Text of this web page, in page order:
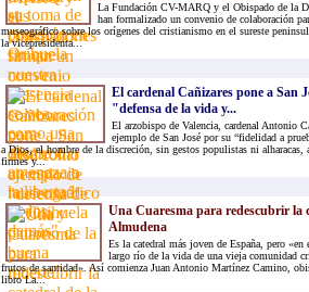
La Fundación CV-MARQ y el Obispado de la
han formalizado un convenio de colaboración
museográfico sobre los orígenes del cristianismo en el sureste
la vicepresidenta...
El cardenal Cañizares pone a San
"defensa de la vida y...
El arzobispo de Valencia, cardenal Antonio
ejemplo de San José por su “fidelidad a
a Dios, el hombre de la discreción, sin gestos populistas ni
firmes y...
Una Cuaresma para redescubrir la
Almudena
Es la catedral más joven de España, pero «en
largo río de la vida de una vieja comunidad
frutos de santidad». Así comienza Juan Antonio Martínez Camino,
libro La...